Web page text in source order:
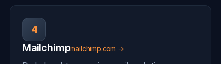
4
Mailchimpmailchimp.com →